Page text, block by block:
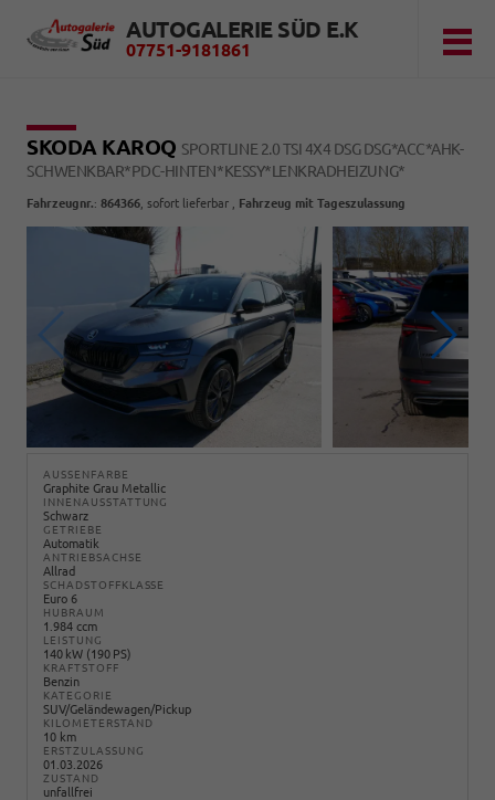
AUTOGALERIE SÜD E.K
07751-9181861
SKODA KAROQ SPORTLINE 2.0 TSI 4X4 DSG DSG*ACC*AHK-
SCHWENKBAR*PDC-HINTEN*KESSY*LENKRADHEIZUNG*
Fahrzeugnr.: 864366 sofort lieferbar Fahrzeug mit Tageszulassung
AUSSENFARBE
Graphite Grau Metallic
INNENAUSSTATTUNG
Schwarz
GETRIEBE
Automatik
ANTRIEBSACHSE
Allrad
SCHADSTOFFKLASSE
Euro 6
HUBRAUM
1.984 ccm
LEISTUNG
140 kW (190 PS)
KRAFTSTOFF
Benzin
KATEGORIE
SUV/Geländewagen/Pickup
KILOMETERSTAND
10 km
ERSTZULASSUNG
01.03.2026
ZUSTAND
unfallfrei